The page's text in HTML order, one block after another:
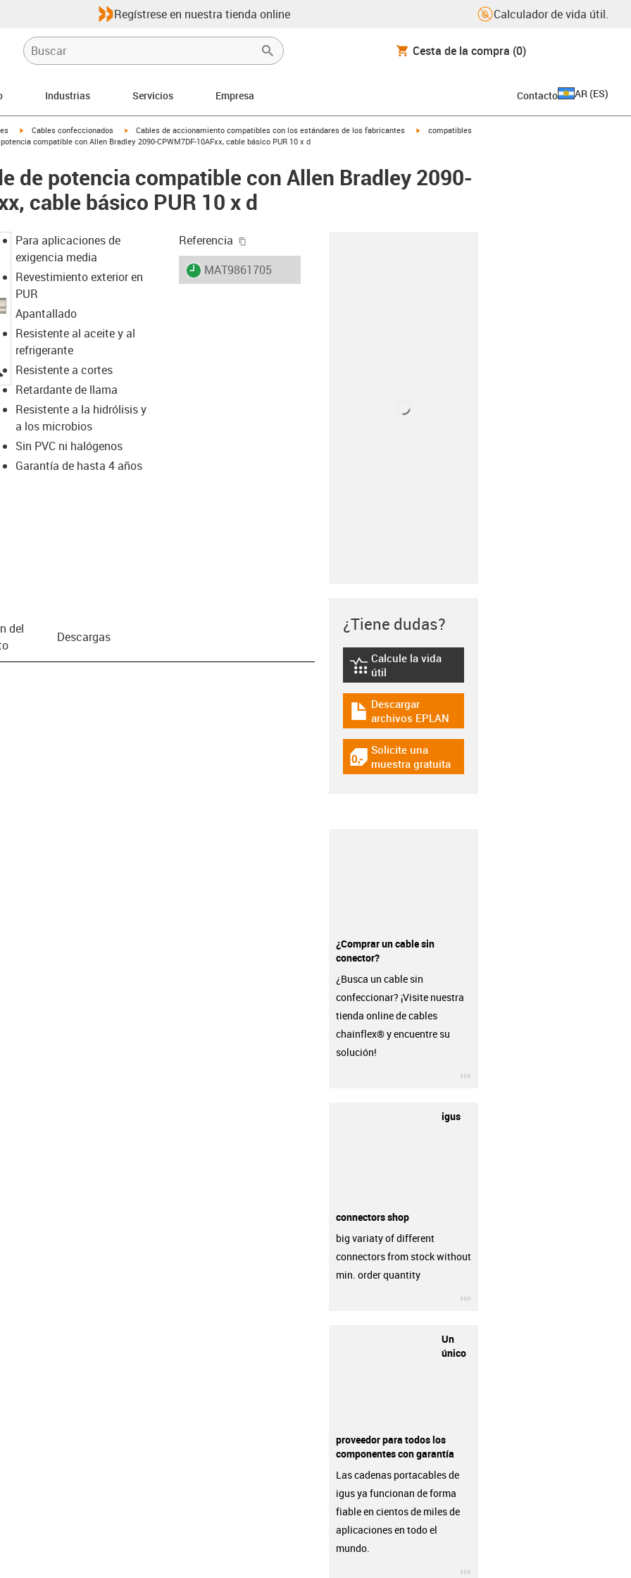
Regístrese en nuestra tienda online Calculador de vida útil.
Cesta de la compra (0)
Industrias Servicios Empresa Contacto AR (ES)
igus-icon-arrow-right
Cables confeccionados igus-icon-arrow-right
Cables de accionamiento compatibles con los estándares de los fabricantes igus-icon-arrow-right
compatibles
compatible con Allen Bradley 2090-CPWM7DF-10AFxx, cable básico PUR 10 x d
de potencia compatible con Allen Bradley 2090-
cable básico PUR 10 x d
igus-icon-lupe
Para aplicaciones de
exigencia media
Revestimiento exterior en
PUR
Apantallado
Resistente al aceite y al
refrigerante
Resistente a cortes
Retardante de llama
Resistente a la hidrólisis y
a los microbios
Sin PVC ni halógenos
Garantía de hasta 4 años
Referencia
igus-icon-lieferzeit
MAT9861705
del
Descargas
¿Tiene dudas?
igus-icon-lebensdauerrechner
Calcule la vida
útil
igus-icon-download-plan
Descargar
archivos EPLAN
igus-icon-gratismuster
Solicite una
muestra gratuita
¿Comprar un cable sin
conector?
¿Busca un cable sin
confeccionar? ¡Visite nuestra
tienda online de cables
chainflex® y encuentre su
solución!
igus
connectors shop
big variaty of different
connectors from stock without
min. order quantity
Un
único
proveedor para todos los
componentes con garantía
Las cadenas portacables de
igus ya funcionan de forma
fiable en cientos de miles de
aplicaciones en todo el
mundo.